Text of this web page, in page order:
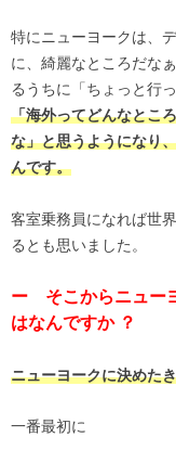
特にニューヨークは、
に、綺麗なところだな
るうちに「ちょっと行
「海外ってどんなとこ
な」と思うようになり
んです。
客室乗務員になれば世
るとも思いました。
ー そこからニュー
はなんですか ？
ニューヨークに決めた
一番最初に